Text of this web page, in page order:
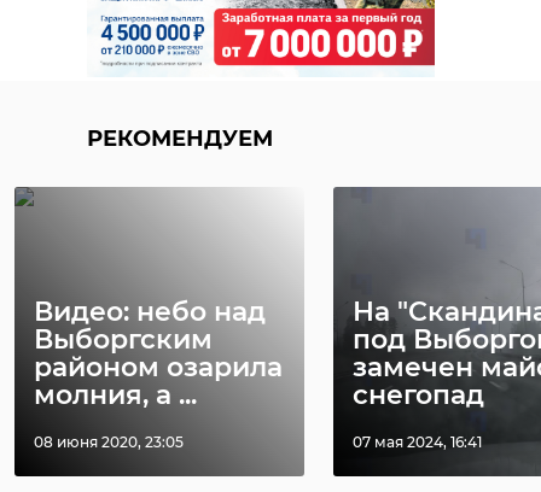
РЕКОМЕНДУЕМ
Видео: небо над
Выборгским
районом озарила
молния, а ...
08 июня 2020, 23:05
На
под
замечен
снегопад
07 мая 2024, 16:41